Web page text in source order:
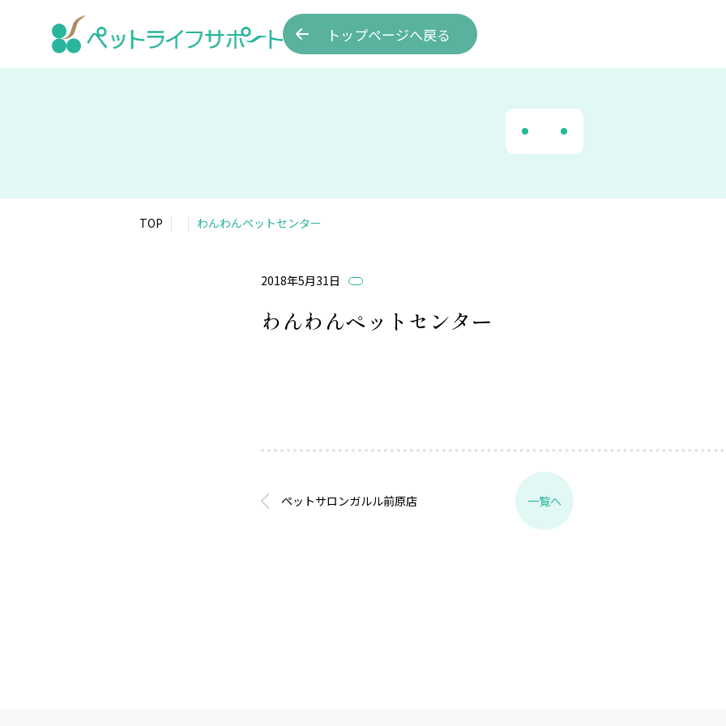
トップページへ戻る
TOP わんわんペットセンター
2018年5月31日
わんわんペットセンター
ペットサロンガルル前原店 一覧へ